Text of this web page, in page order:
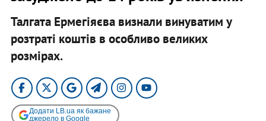
Талгата Ермегіяєва визнали винуватим у
розтраті коштів в особливо великих
розмірах.
Додати LB.ua як бажане
джерело в Google